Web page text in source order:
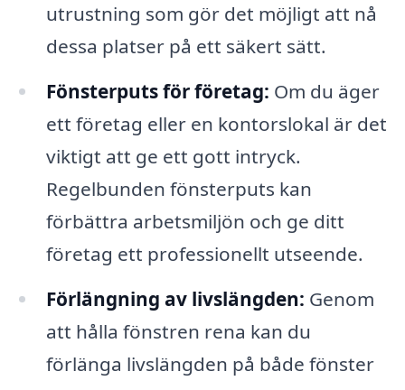
utrustning som gör det möjligt att nå
dessa platser på ett säkert sätt.
Fönsterputs för företag: Om du äger
ett företag eller en kontorslokal är det
viktigt att ge ett gott intryck.
Regelbunden fönsterputs kan
förbättra arbetsmiljön och ge ditt
företag ett professionellt utseende.
Förlängning av livslängden: Genom
att hålla fönstren rena kan du
förlänga livslängden på både fönster